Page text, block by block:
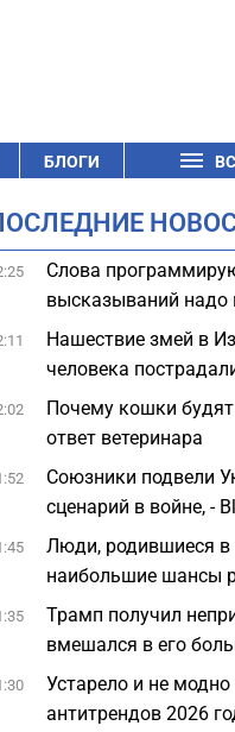
БЛОГИ
Слова
высказываний надо
Нашествие змей в
человека
Почему кошки
ответ ветеринара
Союзники подвели
сценарий в войне, -
Люди, родившиеся в
наибольшие шансы
Трамп получил
вмешался в его
Устарело и не
антитрендов 2026